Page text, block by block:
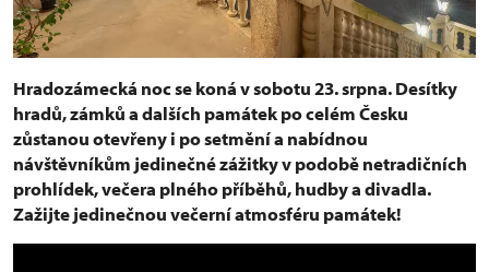
Hradozámecká noc se koná v sobotu 23. srpna. Desítky
hradů, zámků a dalších památek po celém Česku
zůstanou otevřeny i po setmění a nabídnou
návštěvníkům jedinečné zážitky v podobě netradičních
prohlídek, večera plného příběhů, hudby a divadla.
Zažijte jedinečnou večerní atmosféru památek!